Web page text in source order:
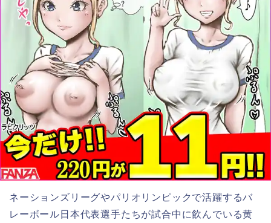
ネーションズリーグやパリオリンピックで活躍するバ
レーボール日本代表選手たちが試合中に飲んでいる黄